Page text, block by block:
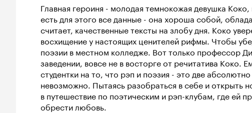
Главная героиня - молодая темнокожая девушка
есть для этого все данные - она хороша собой,
считает, качественные тексты на злобу дня. Коко
восхищение у настоящих ценителей рифмы. Чтобы
поэзии в местном колледже. Вот только профессор
заведении, вовсе не в восторге от речитатива Коко.
студентки на то, что рэп и поэзия - это две
невозможно. Пытаясь разобраться в себе и открыть
в путешествие по поэтическим и рэп-клубам, где ей
обрести любовь.